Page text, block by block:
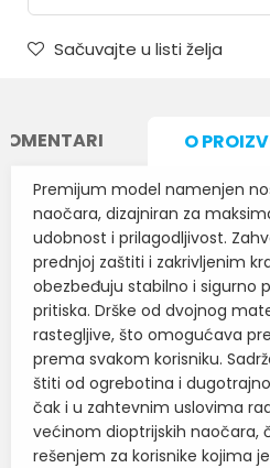
Sačuvajte u listi želja
O
Premijum model namenjen
naočara, dizajniran za
udobnost i prilagodljivost.
prednjoj zaštiti i zakrivljenim
obezbeđuju stabilno i sigurno
pritiska. Drške od dvojnog
rastegljive, što omogućava
prema svakom korisniku.
štiti od ogrebotina i
čak i u zahtevnim uslovima
većinom dioptrijskih naočara,
rešenjem za korisnike kojima